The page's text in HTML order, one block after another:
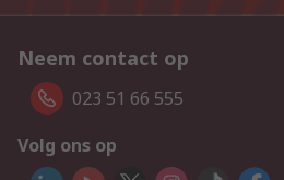
Neem contact op
023 51 66 555
Volg ons op